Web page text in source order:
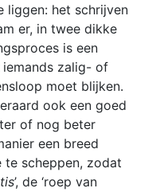
liggen: het schrijven
er, in twee dikke
is een
zalig- of
moet blijken.
ook een goed
of nog beter
een breed
scheppen, zodat
’, de ‘roep van